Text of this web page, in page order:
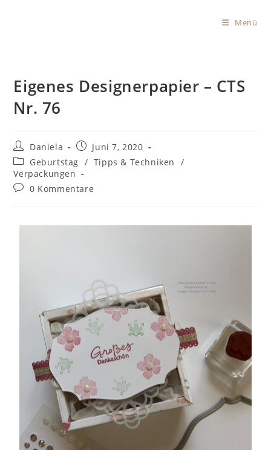
Menü
Eigenes Designerpapier – CTS
Nr. 76
Daniela
Juni 7, 2020
Geburtstag / Tipps & Techniken
/
Verpackungen
0 Kommentare